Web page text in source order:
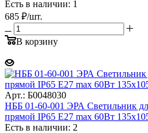
Есть в наличии: 1
685 ₽/шт.
В корзину
Арт.: Б0048030
НББ 01-60-001 ЭРА Светильник
прямой IP65 E27 max 60Вт
Есть в наличии: 2